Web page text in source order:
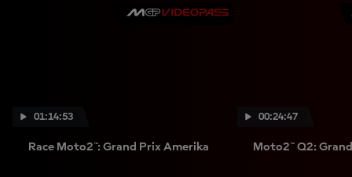
01:14:53
Race Moto2™: Grand Prix Amerika
00:24:47
Moto2™ Q2: